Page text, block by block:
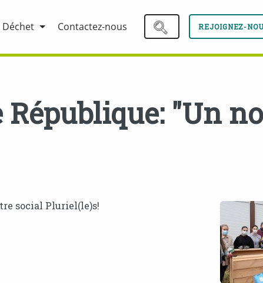
Déchet Contactez-nous REJOIGNEZ-
"Un
social Pluriel(le)s!